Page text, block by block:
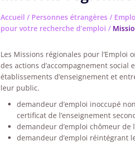
Accueil / Personnes étrangères /
pour votre recherche d’emploi /
Les Missions régionales pour
des actions d’accompagnement
établissements d’enseignement et
leur public.
demandeur d’emploi inoccupé
certificat de l’enseignement
demandeur d’emploi chômeur de
demandeur d’emploi réintégrant